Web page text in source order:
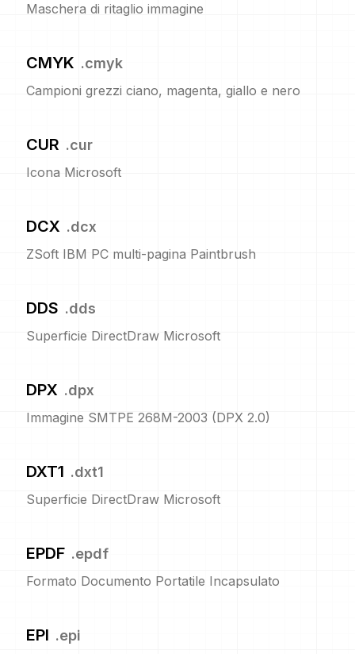
Maschera di ritaglio immagine
CMYK .cmyk
Campioni grezzi ciano, magenta, giallo e nero
CUR .cur
Icona Microsoft
DCX .dcx
ZSoft IBM PC multi-pagina Paintbrush
DDS .dds
Superficie DirectDraw Microsoft
DPX .dpx
Immagine SMTPE 268M-2003 (DPX 2.0)
DXT1 .dxt1
Superficie DirectDraw Microsoft
EPDF .epdf
Formato Documento Portatile Incapsulato
EPI .epi